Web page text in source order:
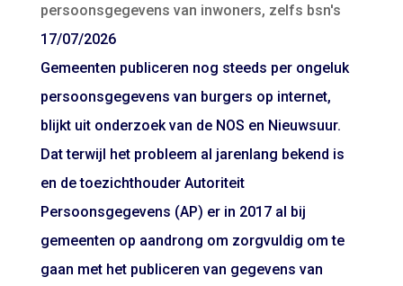
persoonsgegevens van inwoners, zelfs bsn's
17/07/2026
Gemeenten publiceren nog steeds per ongeluk
persoonsgegevens van burgers op internet,
blijkt uit onderzoek van de NOS en Nieuwsuur.
Dat terwijl het probleem al jarenlang bekend is
en de toezichthouder Autoriteit
Persoonsgegevens (AP) er in 2017 al bij
gemeenten op aandrong om zorgvuldig om te
gaan met het publiceren van gegevens van